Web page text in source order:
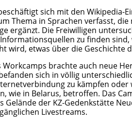
sich mit den Wikipedia-
Thema in Sprachen verfasst,
ergänzt. Die Freiwilligen
zu finden
wird, etwas über die Geschichte
Workcamps brachte auch neue
sich in völlig
zu kämpfen
wie in Belarus, betroffen. Das
Gelände der KZ-Gedenkstätte
Livestreams.